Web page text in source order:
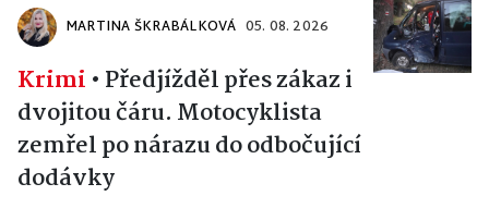
MARTINA ŠKRABÁLKOVÁ 05. 08. 2026
Krimi • Předjížděl přes zákaz i
dvojitou čáru. Motocyklista
zemřel po nárazu do odbočující
dodávky